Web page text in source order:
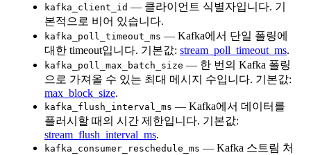
kafka_client_id — 클라이언트 식별자입니다. 기
본적으로 비어 있습니다.
kafka_poll_timeout_ms — Kafka에서 단일 폴링에
대한 timeout입니다. 기본값: stream_poll_timeout_ms.
kafka_poll_max_batch_size — 한 번의 Kafka 폴링
으로 가져올 수 있는 최대 메시지 수입니다. 기본값:
max_block_size.
kafka_flush_interval_ms — Kafka에서 데이터를
플러시할 때의 시간 제한입니다. 기본값:
stream_flush_interval_ms.
kafka_consumer_reschedule_ms — Kafka 스트림 처